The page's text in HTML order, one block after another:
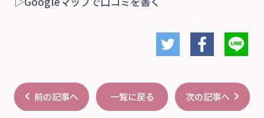
前の記事へ 一覧に戻る 次の記事へ